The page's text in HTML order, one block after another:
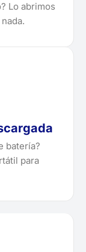
Lo abrimos
batería?
para